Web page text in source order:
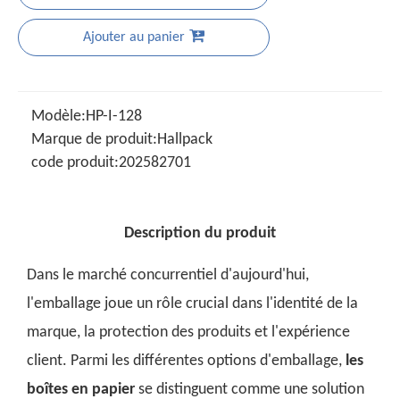
Ajouter au panier
Modèle:HP-I-128
Marque de produit:Hallpack
code produit:202582701
Description du produit
Dans le marché concurrentiel d'aujourd'hui,
l'emballage joue un rôle crucial dans l'identité de la
marque, la protection des produits et l'expérience
client. Parmi les différentes options d'emballage, les
boîtes en papier se distinguent comme une solution